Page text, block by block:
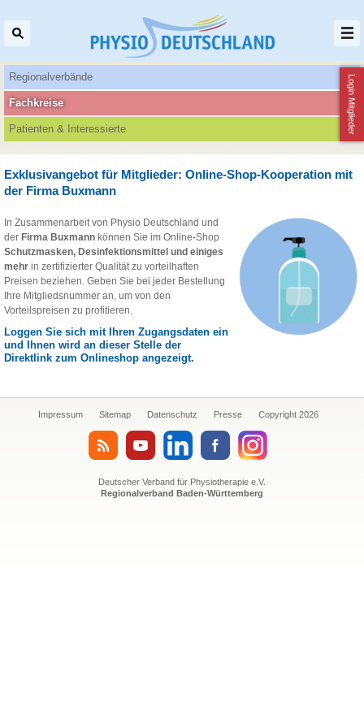
Login Mitglieder
Regionalverbände
Patienten‌ & Interessierte
Fachkreise
Exklusivangebot für Mitglieder: Online-Shop-Kooperation mit
der Firma Buxmann
In Zusammenarbeit von Physio Deutschland und
der Firma Buxmann können Sie im Online-Shop
Schutzmasken, Desinfektionsmittel und einiges
mehr in zertifizierter Qualität zu vorteilhaften
Preisen beziehen. Geben Sie bei jeder Bestellung
Ihre Mitgliedsnummer an, um von den
Vorteilspreisen zu profitieren.
Loggen Sie sich mit Ihren Zugangsdaten ein
und Ihnen wird an dieser Stelle der
Direktlink zum Onlineshop angezeigt.
Impressum Sitemap Datenschutz Presse Copyright 2026
Deutscher Verband für Physiotherapie e.V.
Regionalverband Baden-Württemberg